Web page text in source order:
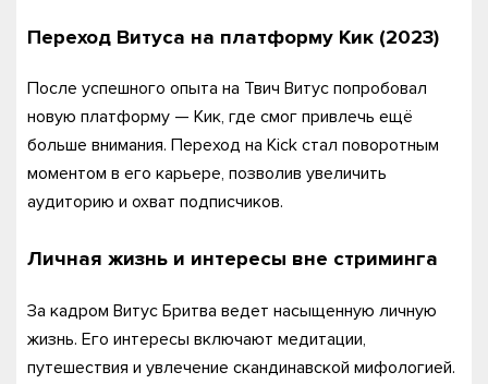
Переход Витуса на платформу Кик (2023)
После успешного опыта на Твич Витус попробовал
новую платформу — Кик, где смог привлечь ещё
больше внимания. Переход на Kick стал поворотным
моментом в его карьере, позволив увеличить
аудиторию и охват подписчиков.
Личная жизнь и интересы вне стриминга
За кадром Витус Бритва ведет насыщенную личную
жизнь. Его интересы включают медитации,
путешествия и увлечение скандинавской мифологией.